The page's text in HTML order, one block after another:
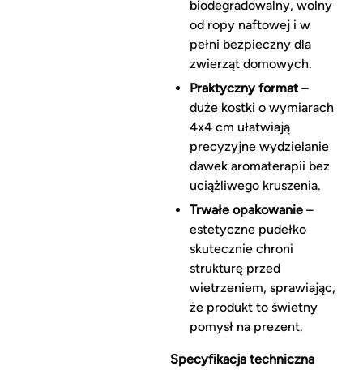
biodegradowalny, wolny
od ropy naftowej i w
pełni bezpieczny dla
zwierząt domowych.
Praktyczny format–
duże kostki o wymiarach
4x4 cm ułatwiają
precyzyjne wydzielanie
dawek aromaterapii bez
uciążliwego kruszenia.
Trwałe opakowanie–
estetyczne pudełko
skutecznie chroni
strukturę przed
wietrzeniem, sprawiając,
że produkt to świetny
pomysł na prezent.
Specyfikacja techniczna